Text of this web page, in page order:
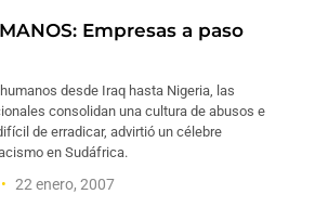
Empresas a paso
desde Iraq hasta Nigeria, las
consolidan una cultura de abusos e
de erradicar, advirtió un célebre
en Sudáfrica.
22 enero, 2007